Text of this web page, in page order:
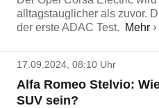
alltagstauglicher als zuvor.
der erste ADAC Test.
Mehr
17.09.2024, 08:10 Uhr
Alfa Romeo Stelvio:
SUV sein?